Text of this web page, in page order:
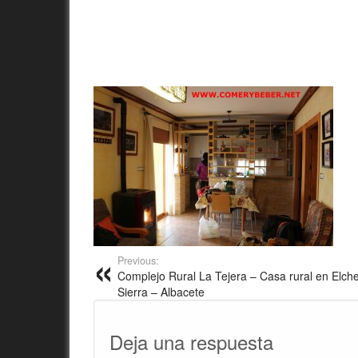
Previous:
Complejo Rural La Tejera – Casa rural en
Sierra – Albacete
Deja una respuesta